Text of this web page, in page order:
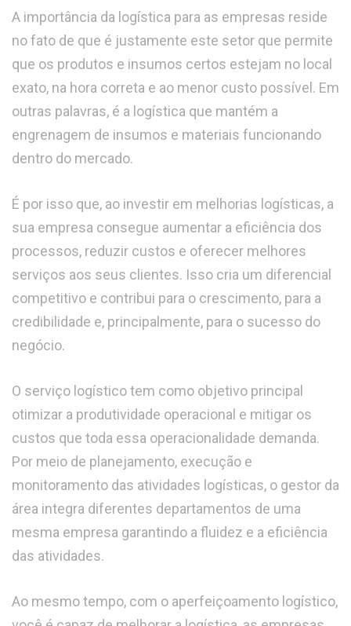
A importância da logística para as empresas reside
no fato de que é justamente este setor que permite
que os produtos e insumos certos estejam no local
exato, na hora correta e ao menor custo possível. Em
outras palavras, é a logística que mantém a
engrenagem de insumos e materiais funcionando
dentro do mercado.
É por isso que, ao investir em melhorias logísticas, a
sua empresa consegue aumentar a eficiência dos
processos, reduzir custos e oferecer melhores
serviços aos seus clientes. Isso cria um diferencial
competitivo e contribui para o crescimento, para a
credibilidade e, principalmente, para o sucesso do
negócio.
O serviço logístico tem como objetivo principal
otimizar a produtividade operacional e mitigar os
custos que toda essa operacionalidade demanda.
Por meio de planejamento, execução e
monitoramento das atividades logísticas, o gestor da
área integra diferentes departamentos de uma
mesma empresa garantindo a fluidez e a eficiência
das atividades.
Ao mesmo tempo, com o aperfeiçoamento logístico,